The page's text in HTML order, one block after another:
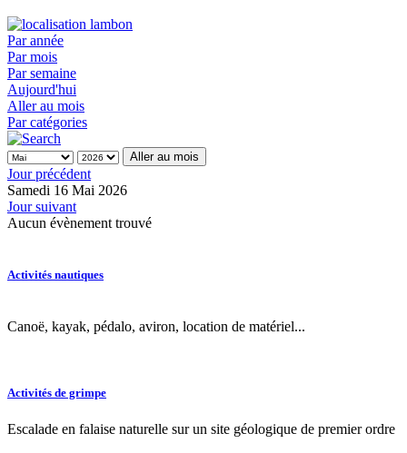
Par année
Par mois
Par semaine
Aujourd'hui
Aller au mois
Par catégories
Aller au mois
Jour précédent
Samedi 16 Mai 2026
Jour suivant
Aucun évènement trouvé
Activités nautiques
Canoë, kayak, pédalo, aviron, location de matériel...
Activités de grimpe
Escalade en falaise naturelle sur un site géologique de premier ordre